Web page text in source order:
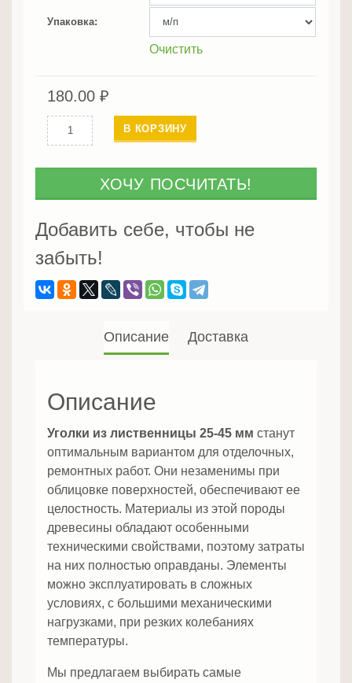
Упаковка
Очистить
180.00 ₽
Количество
Уголки
из
В КОРЗИНУ
ХОЧУ ПОСЧИТАТЬ!
Добавить себе, чтобы не
забыть!
Описание Доставка
Описание
Уголки из лиственницы 25-45 мм станут
оптимальным вариантом для отделочных,
ремонтных работ. Они незаменимы при
облицовке поверхностей, обеспечивают ее
целостность. Материалы из этой породы
древесины обладают особенными
техническими свойствами, поэтому затраты
на них полностью оправданы. Элементы
можно эксплуатировать в сложных
условиях, с большими механическими
нагрузками, при резких колебаниях
температуры.
Мы предлагаем выбирать самые